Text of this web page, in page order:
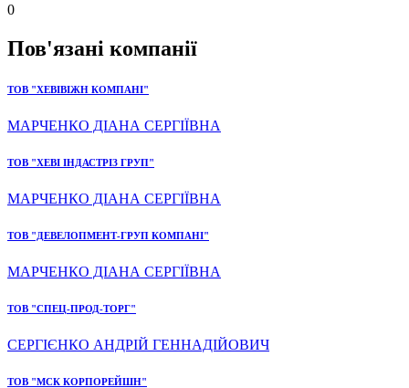
0
Пов'язані компанії
ТОВ "ХЕВІВІЖН КОМПАНІ"
МАРЧЕНКО ДІАНА СЕРГІЇВНА
ТОВ "ХЕВІ ІНДАСТРІЗ ГРУП"
МАРЧЕНКО ДІАНА СЕРГІЇВНА
ТОВ "ДЕВЕЛОПМЕНТ-ГРУП КОМПАНІ"
МАРЧЕНКО ДІАНА СЕРГІЇВНА
ТОВ "СПЕЦ-ПРОД-ТОРГ"
СЕРГІЄНКО АНДРІЙ ГЕННАДІЙОВИЧ
ТОВ "МСК КОРПОРЕЙШН"